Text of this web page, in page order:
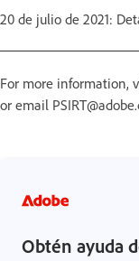
20 de julio de 2021:
For more information,
or email
Obtén ayuda